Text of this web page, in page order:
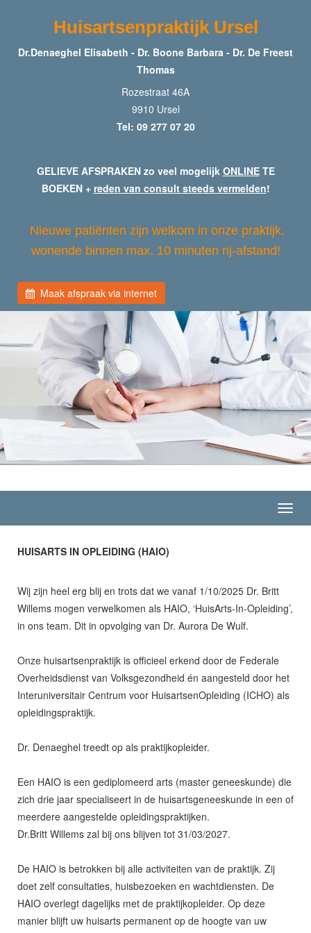
Huisartsenpraktijk Ursel
Dr.Denaeghel Elisabeth - Dr. Boone Barbara - Dr. De Freest
Thomas
Rozestraat 46A
9910 Ursel
Tel: 09 277 07 20
GELIEVE AFSPRAKEN zo veel mogelijk ONLINETE
BOEKEN + reden van consult steeds vermelden!
Nieuwe patiënten zijn welkom in onze praktijk,
wonende binnen max. 10 minuten rij-afstand!
Maak afspraak via internet
HUISARTS IN OPLEIDING (HAIO)
Wij zijn heel erg blij en trots dat we vanaf 1/10/2025 Dr. Britt
Willems mogen verwelkomen als HAIO, ‘HuisArts-In-Opleiding’,
in ons team. Dit in opvolging van Dr. Aurora De Wulf.
Onze huisartsenpraktijk is officieel erkend door de Federale
Overheidsdienst van Volksgezondheid én aangesteld door het
Interuniversitair Centrum voor HuisartsenOpleiding (ICHO) als
opleidingspraktijk.
Dr. Denaeghel treedt op als praktijkopleider.
Een HAIO is een gediplomeerd arts (master geneeskunde) die
zich drie jaar specialiseert in de huisartsgeneeskunde in een of
meerdere aangestelde opleidingspraktijken.
Dr.Britt Willems zal bij ons blijven tot 31/03/2027.
De HAIO is betrokken bij alle activiteiten van de praktijk. Zij
doet zelf consultaties, huisbezoeken en wachtdiensten. De
HAIO overlegt dagelijks met de praktijkopleider. Op deze
manier blijft uw huisarts permanent op de hoogte van uw